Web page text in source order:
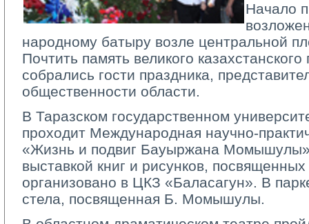
Начало
народному батыру возле центральной
Почтить память великого
собрались гости праздника,
общественности области.
В Таразском государственном
проходит Международная научно-
«Жизнь и подвиг Бауыржана
выставкой книг и рисунков,
организовано в ЦКЗ «Баласагун». В
стела, посвященная Б. Момышулы.